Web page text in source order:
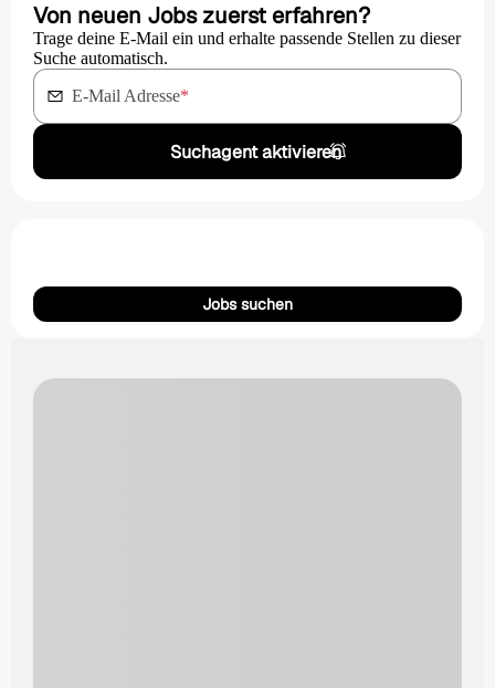
Von neuen Jobs zuerst erfahren?
Trage deine E-Mail ein und erhalte passende Stellen zu dieser
Suche automatisch.
E-Mail Adresse*
Suchagent aktivieren
Jobs suchen